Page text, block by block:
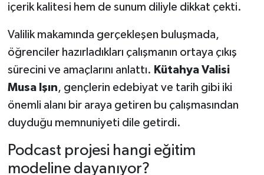
içerik kalitesi hem de sunum diliyle dikkat çekti.
Valilik makamında gerçekleşen buluşmada,
öğrenciler hazırladıkları çalışmanın ortaya çıkış
sürecini ve amaçlarını anlattı. Kütahya Valisi
Musa Işın, gençlerin edebiyat ve tarih gibi iki
önemli alanı bir araya getiren bu çalışmasından
duyduğu memnuniyeti dile getirdi.
Podcast projesi hangi eğitim
modeline dayanıyor?
Spor
Vasıta
Vefat Haberleri